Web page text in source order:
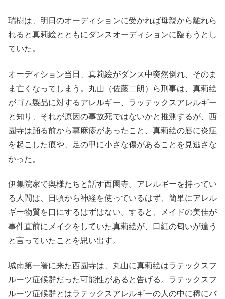
瑞樹は、明日のオーディションに受かれば母親から離れら
れると真莉絵とともにダンスオーディションに臨もうとし
ていた。
オーディション当日、真莉絵がダンス中突然倒れ、そのま
ま亡くなってしまう。丸山（佐藤二朗）ら刑事は、真莉絵
がゴム製品に対するアレルギー、ラッテックスアレルギー
と知り、それが原因の事故死ではないかと推測するが、西
園寺は踊る前から蕁麻疹があったこと、真莉絵の唇に炎症
を起こした痕や、足の甲に小さな傷があることを見逃さな
かった。
伊集院家で奥様たちと話す西園寺。アレルギーを持ってい
る人間は、日頃から神経を使っているはず、簡単にアレル
ギー物質を口にするはずはない。すると、メイドの美佳が
事件直前にメイクをしていた真莉絵が、口紅の匂いが違う
と言っていたことを思い出す。
城南第一署に来た西園寺は、丸山に真莉絵はラテックスフ
ルーツ症候群だった可能性があると告げる。ラテックスフ
ルーツ症候群とはラテックスアレルギーの人の中に稀にバ